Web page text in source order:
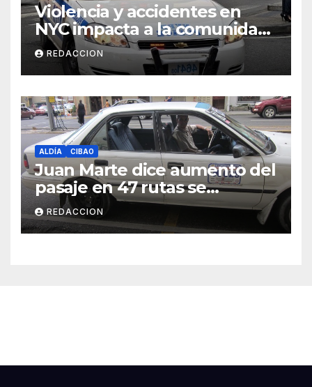
Violencia y accidentes en
NYC impacta a la comunidad
dominicana
REDACCION
ALDÍA CIBAO
Juan Marte dice aumento del
pasaje en 47 rutas se
mantiene
REDACCION